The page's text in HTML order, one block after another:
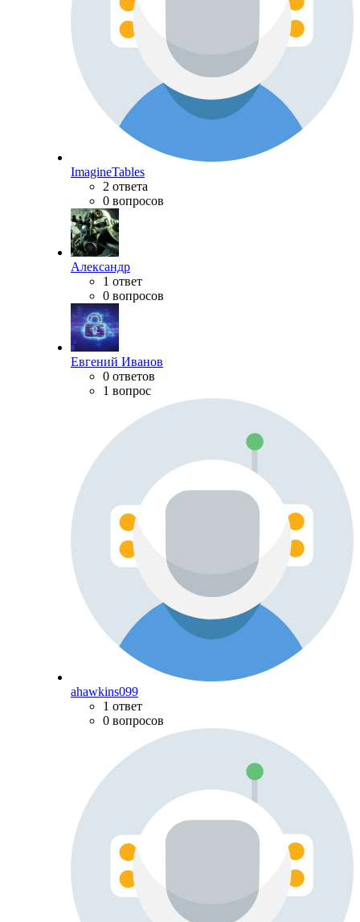
ImagineTables
2 ответа
0 вопросов
Александр
1 ответ
0 вопросов
Евгений Иванов
0 ответов
1 вопрос
ahawkins099
1 ответ
0 вопросов